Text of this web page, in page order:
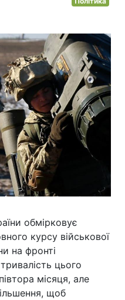
обмірковує
курсу військової
на фронті
цього
місяця, але
щоб